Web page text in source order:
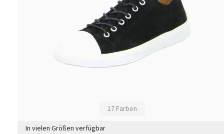
17 Farben
In vielen Größen verfügbar